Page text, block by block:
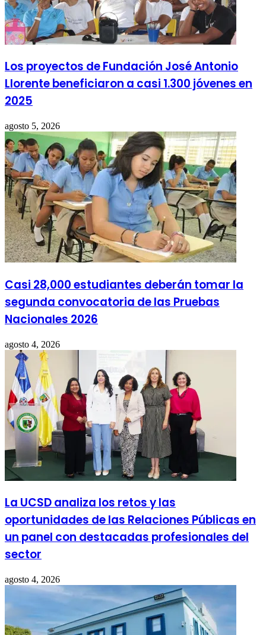
Los proyectos de Fundación José Antonio
Llorente beneficiaron a casi 1.300 jóvenes en
2025
agosto 5, 2026
Casi 28,000 estudiantes deberán tomar la
segunda convocatoria de las Pruebas
Nacionales 2026
agosto 4, 2026
La UCSD analiza los retos y las
oportunidades de las Relaciones Públicas en
un panel con destacadas profesionales del
sector
agosto 4, 2026